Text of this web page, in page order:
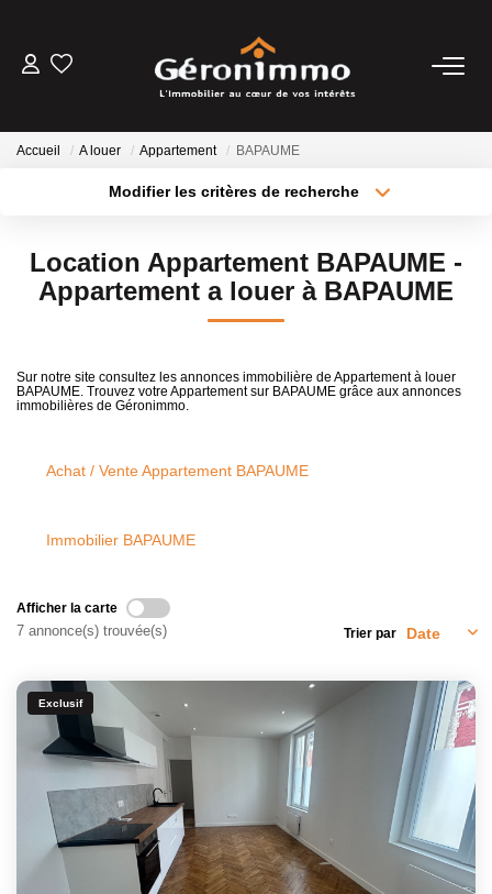
NOTRE AGENCE
Accueil A louer Appartement BAPAUME
Modifier les critères de recherche
Sélectionnez...
Type de bien
Surface min
Créer une alerte
Location Appartement BAPAUME -
Appartement a louer à BAPAUME
Sur notre site consultez les annonces immobilière de Appartement à louer
BAPAUME. Trouvez votre Appartement sur BAPAUME grâce aux annonces
immobilières de Géronimmo.
Achat / Vente Appartement BAPAUME
Immobilier BAPAUME
Afficher la carte
7 annonce(s) trouvée(s) Trier par
Exclusif